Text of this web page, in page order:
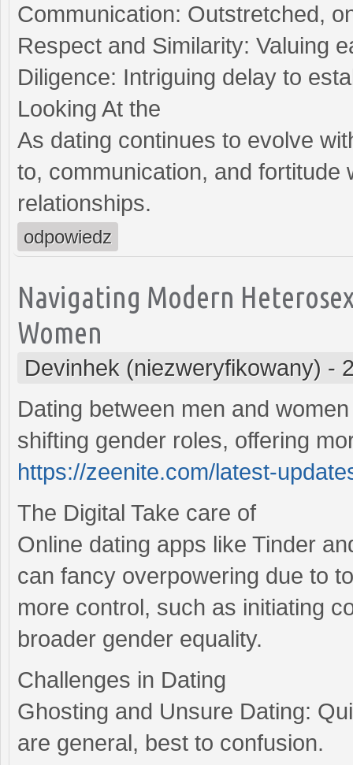
Communication: Outstretched,
Respect and Similarity: Valuing
Diligence: Intriguing delay to
Looking At the
As dating continues to evolve
to, communication, and
relationships.
odpowiedz
Navigating Modern
Women
Devinhek (niezweryfikowany) -
Dating between men and
shifting gender roles, offering
https://zeenite.com/latest-
The Digital Take care of
Online dating apps like Tinder
can fancy overpowering due to
more control, such as initiating
broader gender equality.
Challenges in Dating
Ghosting and Unsure Dating:
are general, best to confusion.